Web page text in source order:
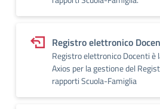
Registro elettronico
Registro elettronico Docenti è
Axios per la gestione del
rapporti Scuola-Famiglia